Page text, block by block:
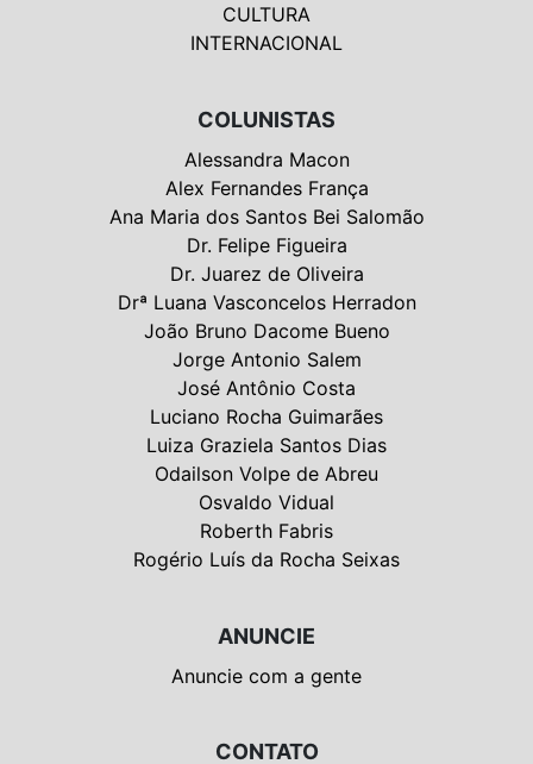
CULTURA
INTERNACIONAL
COLUNISTAS
Alessandra Macon
Alex Fernandes França
Ana Maria dos Santos Bei Salomão
Dr. Felipe Figueira
Dr. Juarez de Oliveira
Drª Luana Vasconcelos Herradon
João Bruno Dacome Bueno
Jorge Antonio Salem
José Antônio Costa
Luciano Rocha Guimarães
Luiza Graziela Santos Dias
Odailson Volpe de Abreu
Osvaldo Vidual
Roberth Fabris
Rogério Luís da Rocha Seixas
ANUNCIE
Anuncie com a gente
CONTATO